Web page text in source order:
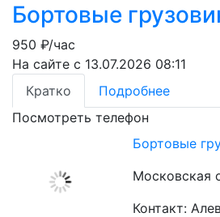
Бортовые
950 ₽/час
На сайте с 13.07.2026 08:11
Кратко
Подробнее
Посмотреть телефон
Бортовые
Московская
Контакт: